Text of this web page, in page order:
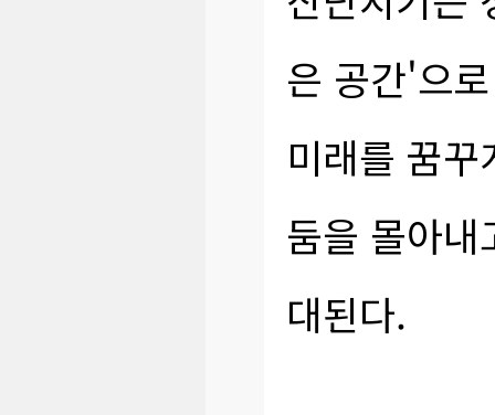
은 공간'으
미래를 꿈
둠을 몰아
대된다.